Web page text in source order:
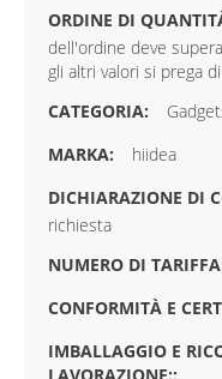
dell'ordine deve
gli altri valori si prega
hiidea
richiesta